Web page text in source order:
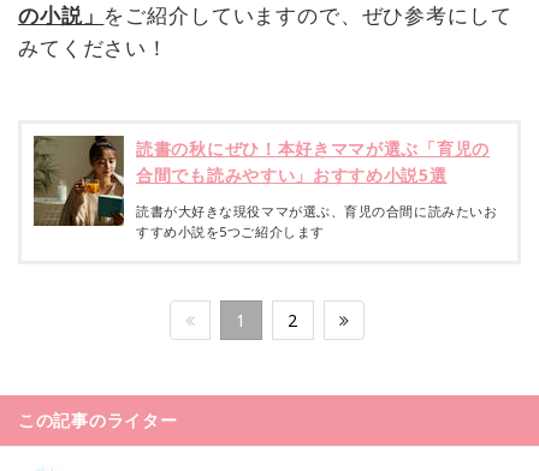
の小説」 をご紹介していますので、ぜひ参考にして
みてください！
読書の秋にぜひ！本好きママが選ぶ「育児の
合間でも読みやすい」おすすめ小説5選
読書が大好きな現役ママが選ぶ、育児の合間に読みたいお
すすめ小説を5つご紹介します
1 2
この記事のライター